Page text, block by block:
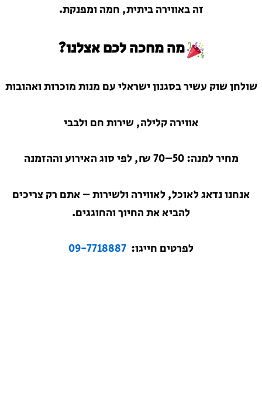
זה באווירה ביתית, חמה ומפנקת.
מה מחכה לכם אצלנו?
שולחן שוק עשיר בסגנון ישראלי עם מנות מוכרות ואהובות
אווירה קלילה, שירות חם ולבבי
מחיר למנה: 50–70 ₪, לפי סוג האירוע וההזמנה
אנחנו נדאג לאוכל, לאווירה ולשירות – אתם רק צריכים
להביא את החיוך והחוגגים.
לפרטים חייגו: 09-7718887